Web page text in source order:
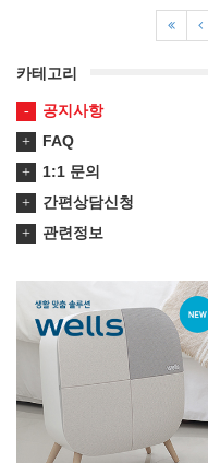
카테고리
공지사항
FAQ
1:1 문의
간편상담신청
관련정보